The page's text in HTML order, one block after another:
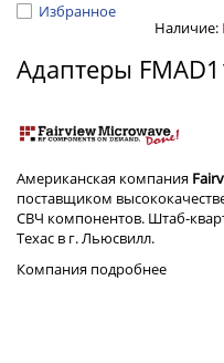
Избранное
Наличие:
Адаптеры
Американская компания
поставщиком
СВЧ компонентов. Штаб-
Техас в г. Льюсвилл.
Компания подробнее